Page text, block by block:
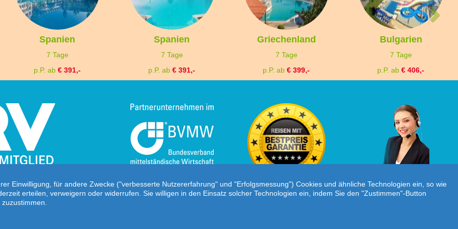
Spanien
7 Tage
p.P. ab € 391,-
Spanien
7 Tage
p.P. ab € 391,-
Griechenland
7 Tage
p.P. ab € 399,-
Bulgarien
7 Tage
p.P. ab € 406,-
Individuelle Reiseanfrage!
Einwilligung, für andere Zwecke ("verbesserte Nutzererfahrung" und "Erfolgsmessung") Cookies und ähnliche Technologien ein, so wie
erteilen, verweigern oder widerrufen. Sie willigen in den Einsatz solcher Technologien ein, indem Sie den "Zustimmen"-Button